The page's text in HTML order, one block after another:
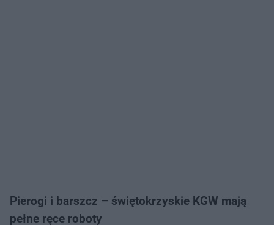
Pierogi i barszcz – świętokrzyskie KGW mają
pełne ręce roboty